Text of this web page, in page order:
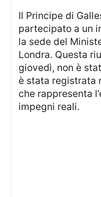
Il Principe di Galles ha recentemente
partecipato a un
la sede del
Londra. Questa
giovedì, non è
è stata registrata
che rappresenta
impegni reali.